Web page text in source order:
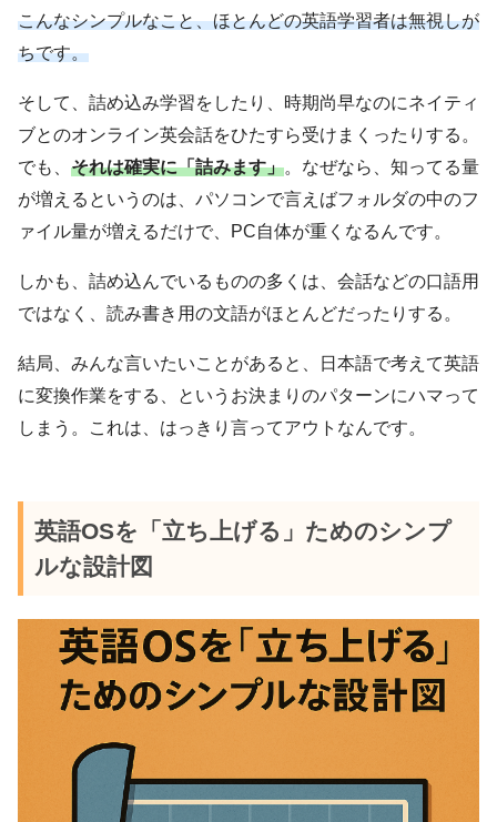
こんなシンプルなこと、ほとんどの英語学習者は無視しが
ちです。
そして、詰め込み学習をしたり、時期尚早なのにネイティ
ブとのオンライン英会話をひたすら受けまくったりする。
でも、 それは確実に「詰みます」。なぜなら、知ってる量
が増えるというのは、パソコンで言えばフォルダの中のフ
ァイル量が増えるだけで、PC自体が重くなるんです。
しかも、詰め込んでいるものの多くは、会話などの口語用
ではなく、読み書き用の文語がほとんどだったりする。
結局、みんな言いたいことがあると、日本語で考えて英語
に変換作業をする、というお決まりのパターンにハマって
しまう。これは、はっきり言ってアウトなんです。
英語OSを「立ち上げる」ためのシンプ
ルな設計図